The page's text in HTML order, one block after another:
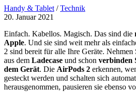
Handy & Tablet /Technik
20. Januar 2021
Einfach. Kabellos. Magisch. Das sind die
Apple. Und sie sind weit mehr als
2 sind bereit für alle Ihre Geräte.
aus dem Ladecase und schon verbinden
dem Gerät. Die AirPods 2 erkennen,
gesteckt werden und schalten sich
herausgenommen, pausieren sie ebenso